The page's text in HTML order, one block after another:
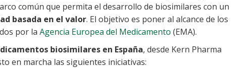
común que permita el desarrollo de biosimilares con un
basada en el valor. El objetivo es poner al alcance de los
por la Agencia Europea del Medicamento (EMA).
biosimilares en España, desde Kern Pharma
en marcha las siguientes iniciativas: